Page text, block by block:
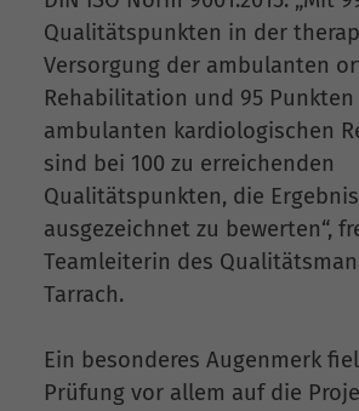
Qualitätspunkten in der
Versorgung der ambulanten
Rehabilitation und 95
ambulanten kardiologischen
sind bei 100 zu erreichenden
Qualitätspunkten, die
ausgezeichnet zu bewerten“,
Teamleiterin des
Tarrach.
Ein besonderes Augenmerk
Prüfung vor allem auf die